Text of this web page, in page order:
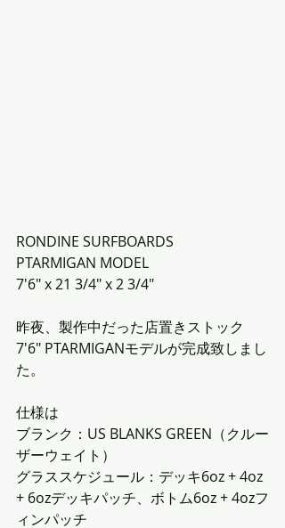
RONDINE SURFBOARDS
PTARMIGAN MODEL
7'6" x 21 3/4" x 2 3/4"
昨夜、製作中だった店置きストック
7'6" PTARMIGANモデルが完成致しまし
た。
仕様は
ブランク：US BLANKS GREEN（クルー
ザーウェイト）
グラススケジュール：デッキ6oz + 4oz
+ 6ozデッキパッチ、ボトム6oz + 4ozフ
ィンパッチ